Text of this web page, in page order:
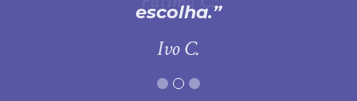
escolha.
Ivo C.